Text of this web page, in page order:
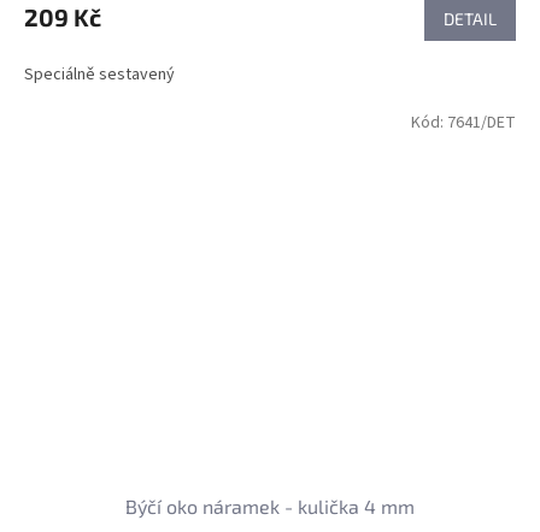
209 Kč DETAIL
Speciálně sestavený
Býčí oko náramek - kulička 4 mm
Kód: 7641/DET